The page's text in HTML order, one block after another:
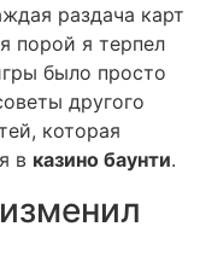
раздача карт
порой я терпел
было просто
другого
которая
в казино баунти.